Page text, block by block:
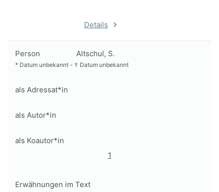
Details
Person Altschul, S.
* Datum unbekannt - † Datum unbekannt
als Adressat*in
als Autor*in
als Koautor*in
1
Erwähnungen im Text